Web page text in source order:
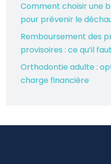
Comment choisir une
pour prévenir le
Remboursement des
provisoires : ce qu’il
Orthodontie adulte :
charge financière